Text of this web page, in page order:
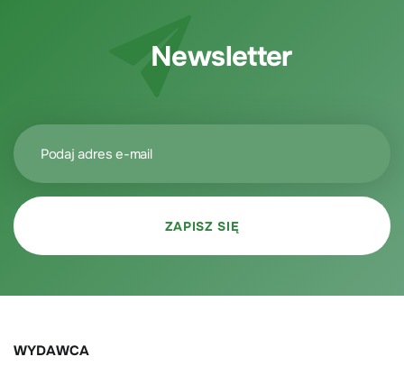
Newsletter
WYDAWCA